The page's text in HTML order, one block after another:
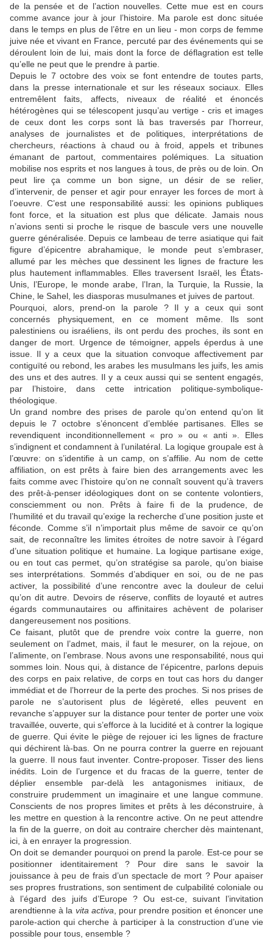
de la pensée et de l’action nouvelles. Cette mue est en cours
comme avance jour à jour l’histoire. Ma parole est donc située
dans le temps en plus de l’être en un lieu - mon corps de femme
juive née et vivant en France, percuté par des événements qui se
déroulent loin de lui, mais dont la force de déflagration est telle
qu’elle ne peut que le prendre à partie.
Depuis le 7 octobre des voix se font entendre de toutes parts,
dans la presse internationale et sur les réseaux sociaux. Elles
entremêlent faits, affects, niveaux de réalité et énoncés
hétérogènes qui se télescopent jusqu’au vertige - cris et images
de ceux dont les corps sont là bas traversés par l’horreur,
analyses de journalistes et de politiques, interprétations de
chercheurs, réactions à chaud ou à froid, appels et tribunes
émanant de partout, commentaires polémiques. La situation
mobilise nos esprits et nos langues à tous, de près ou de loin. On
peut lire ça comme un bon signe, un désir de se relier,
d’intervenir, de penser et agir pour enrayer les forces de mort à
l’oeuvre. C’est une responsabilité aussi: les opinions publiques
font force, et la situation est plus que délicate. Jamais nous
n’avions senti si proche le risque de bascule vers une nouvelle
guerre généralisée. Depuis ce lambeau de terre asiatique qui fait
figure d’épicentre abrahamique, le monde peut s’embraser,
allumé par les mèches que dessinent les lignes de fracture les
plus hautement inflammables. Elles traversent Israël, les États-
Unis, l’Europe, le monde arabe, l’Iran, la Turquie, la Russie, la
Chine, le Sahel, les diasporas musulmanes et juives de partout.
Pourquoi, alors, prend-on la parole ? Il y a ceux qui sont
concernés physiquement, en ce moment même. Ils sont
palestiniens ou israéliens, ils ont perdu des proches, ils sont en
danger de mort. Urgence de témoigner, appels éperdus à une
issue. Il y a ceux que la situation convoque affectivement par
contiguïté ou rebond, les arabes les musulmans les juifs, les amis
des uns et des autres. Il y a ceux aussi qui se sentent engagés,
par l’histoire, dans cette intrication politique-symbolique-
théologique.
Un grand nombre des prises de parole qu’on entend qu’on lit
depuis le 7 octobre s’énoncent d’emblée partisanes. Elles se
revendiquent inconditionnellement « pro » ou « anti ». Elles
s’indignent et condamnent à l’unilatéral. La logique groupale est à
l’œuvre: on s’identifie à un camp, on s’affilie. Au nom de cette
affiliation, on est prêts à faire bien des arrangements avec les
faits comme avec l’histoire qu’on ne connaît souvent qu’à travers
des prêt-à-penser idéologiques dont on se contente volontiers,
consciemment ou non. Prêts à faire fi de la prudence, de
l’humilité et du travail qu’exige la recherche d’une position juste et
féconde. Comme s’il n’importait plus même de savoir ce qu’on
sait, de reconnaître les limites étroites de notre savoir à l’égard
d’une situation politique et humaine. La logique partisane exige,
ou en tout cas permet, qu’on stratégise sa parole, qu’on biaise
ses interprétations. Sommés d’abdiquer en soi, ou de ne pas
activer, la possibilité d’une rencontre avec la douleur de celui
qu’on dit autre. Devoirs de réserve, conflits de loyauté et autres
égards communautaires ou affinitaires achèvent de polariser
dangereusement nos positions.
Ce faisant, plutôt que de prendre voix contre la guerre, non
seulement on l’admet, mais, il faut le mesurer, on la rejoue, on
l’alimente, on l’embrase. Nous avons une responsabilité, nous qui
sommes loin. Nous qui, à distance de l’épicentre, parlons depuis
des corps en paix relative, de corps en tout cas hors du danger
immédiat et de l’horreur de la perte des proches. Si nos prises de
parole ne s’autorisent plus de légèreté, elles peuvent en
revanche s’appuyer sur la distance pour tenter de porter une voix
travaillée, ouverte, qui s’efforce à la lucidité et à contrer la logique
de guerre. Qui évite le piège de rejouer ici les lignes de fracture
qui déchirent là-bas. On ne pourra contrer la guerre en rejouant
la guerre. Il nous faut inventer. Contre-proposer. Tisser des liens
inédits. Loin de l’urgence et du fracas de la guerre, tenter de
déplier ensemble par-delà les antagonismes initiaux, de
construire prudemment un imaginaire et une langue commune.
Conscients de nos propres limites et prêts à les déconstruire, à
les mettre en question à la rencontre active. On ne peut attendre
la fin de la guerre, on doit au contraire chercher dès maintenant,
ici, à en enrayer la progression.
On doit se demander pourquoi on prend la parole. Est-ce pour se
positionner identitairement ? Pour dire sans le savoir la
jouissance à peu de frais d’un spectacle de mort ? Pour apaiser
ses propres frustrations, son sentiment de culpabilité coloniale ou
à l’égard des juifs d’Europe ? Ou est-ce, suivant l’invitation
arendtienne à la vita activa , pour prendre position et énoncer une
parole-action qui cherche à participer à la construction d’une vie
possible pour tous, ensemble ?